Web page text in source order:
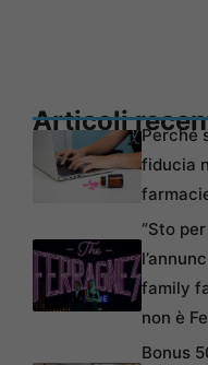
Articoli
Perché
fiducia
“Sto
family
non è
Bonus